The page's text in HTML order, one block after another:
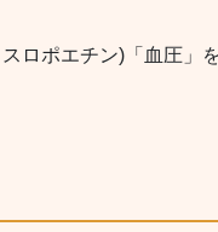
ロポエチン)「血圧